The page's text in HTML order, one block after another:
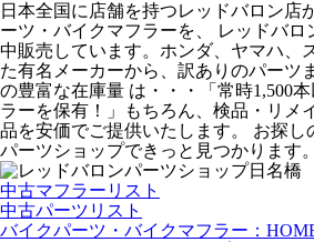
日本全国に店舗を持つレッドバロン店
ーツ・バイクマフラーを、 レッドバロ
中販売しています。ホンダ、ヤマハ、
た有名メーカーから、訳ありのパーツ
の豊富な在庫量 は・・・「常時1,500
ラーを保有！」もちろん、検品・リメ
品を安価でご提供いたします。 お探し
パーツショップできっと見つかります。
中古マフラーリスト
中古パーツリスト
バイクパーツ・バイクマフラー：